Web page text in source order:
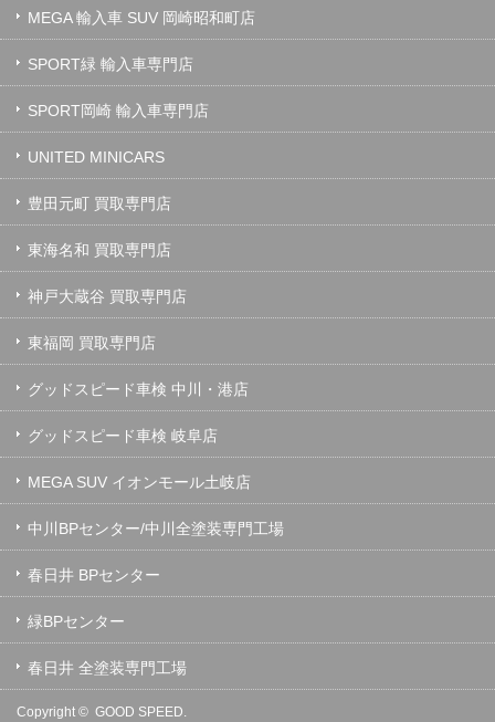
MEGA 輸入車 SUV 岡崎昭和町店
SPORT緑 輸入車専門店
SPORT岡崎 輸入車専門店
UNITED MINICARS
豊田元町 買取専門店
東海名和 買取専門店
神戸大蔵谷 買取専門店
東福岡 買取専門店
グッドスピード車検 中川・港店
グッドスピード車検 岐阜店
MEGA SUV イオンモール土岐店
中川BPセンター/中川全塗装専門工場
春日井 BPセンター
緑BPセンター
春日井 全塗装専門工場
Copyright © GOOD SPEED.